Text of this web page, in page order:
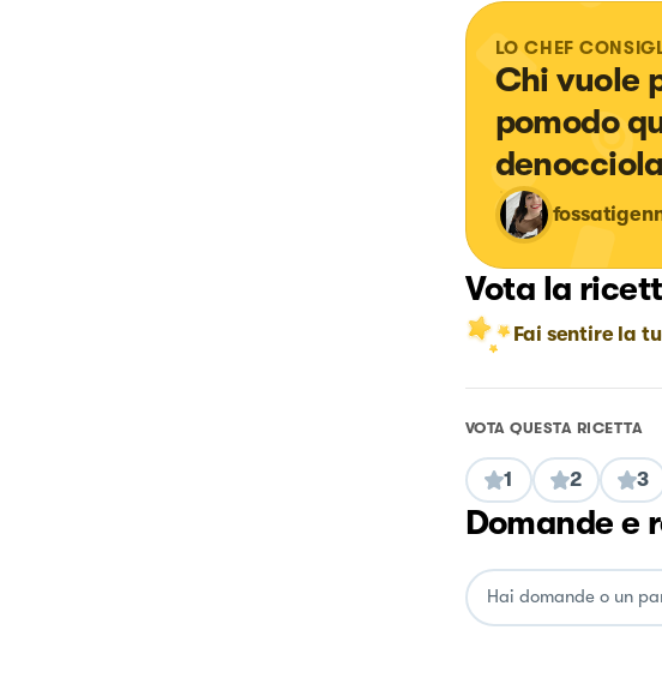
LO CHEF
Chi vuole
pomodo
Vota la
Fai sentire la
VOTA QUESTA RICETTA
1 2 3
Domande e